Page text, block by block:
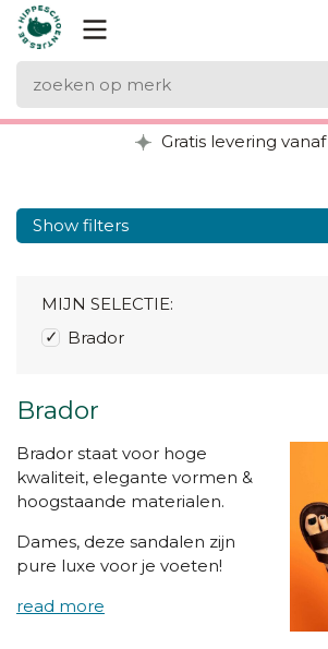
Gratis levering
Show filters
Brador
Brador staat voor hoge
kwaliteit, elegante vormen &
hoogstaande materialen.
Dames, deze sandalen zijn
pure luxe voor je voeten!
MIJN SELECTIE:
Brador